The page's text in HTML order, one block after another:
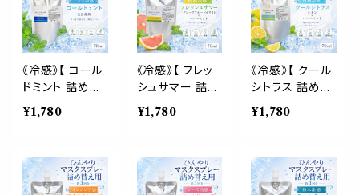
物由来 消臭 静
菌 携帯用 ギフ
ト プレゼント
寝具 リフレッシ
ュ 植物由来 消
臭 静菌 携帯用
ギフト プレゼン
ト
枕 睡眠 癒し 植
物由来 消臭 静
菌 携帯用 ギフ
ト プレゼント
《冷感》【 コール
ドミント 詰め替
え用 70ml 】マ
スク & ピロー
ミント 国産天然
薄荷 夏 ひんや
り 涼しい 詰替
¥1,780
《冷感》【 フレッ
シュサマー 詰め
替え用 70ml 】
マスク & ピロ
ープフルーツホ
ワイト ペパーミ
ント 柑橘 夏 ひ
¥1,780
《冷感》【 クール
シトラス 詰め替
え用 70ml 】マ
スク & ピロー
コールドプレスト
ペパーミント 天
然薄荷 夏 ひん
¥1,780